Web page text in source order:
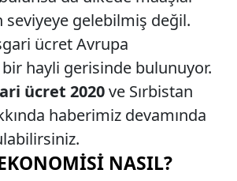
seviyeye gelebilmiş değil.
ücret Avrupa
bir hayli gerisinde bulunuyor.
ücret 2020ve Sırbistan
haberimiz devamında
NASIL?